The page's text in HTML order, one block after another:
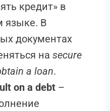
кредит» в
языке. В
документах
на secure
a loan.
on a debt –